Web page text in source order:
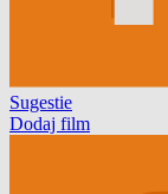
Sugestie
Dodaj film